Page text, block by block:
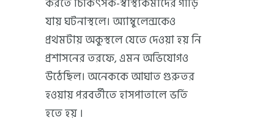
যায় ঘটনাস্থলে। অ্যাম্বুলেন্সকেও
প্রথমটায় অকুস্থলে যেতে দেওয়া হয় নি
প্রশাসনের তরফে, এমন অভিযোগও
উঠেছিল। অনেককে আঘাত গুরুতর
হওয়ায় পরবর্তীতে হাসপাতালে ভর্তি
হতে হয় ।